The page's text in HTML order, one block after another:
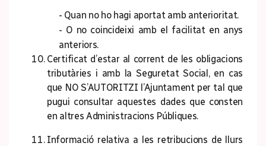
- Quan no ho hagi aportat amb anterioritat.
- O no coincideixi amb el facilitat en anys
anteriors.
Certificat d’estar al corrent de les obligacions
tributàries i amb la Seguretat Social, en cas
que NO S’AUTORITZI l’Ajuntament per tal que
pugui consultar aquestes dades que consten
en altres Administracions Públiques.
Informació relativa a les retribucions de llurs